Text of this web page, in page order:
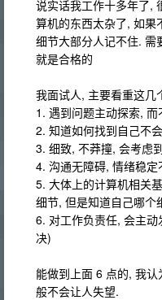
说实话我工作十多年了,
算机的东西太杂了, 如果
细节大部分人记不住. 需
就是合格的
我面试人, 主要看重这几
1. 遇到问题主动探索,
2. 知道如何找到自己不
3. 细致, 不莽撞, 会考虑
4. 沟通无障碍, 情绪稳
5. 大体上的计算机相关
细节, 但是知道自己哪个
6. 对工作负责任, 会主
决)
能做到上面 6 点的, 我
般不会让人失望.